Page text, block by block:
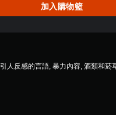
加入購物籃
引人反感的言語, 暴力內容, 酒類和菸